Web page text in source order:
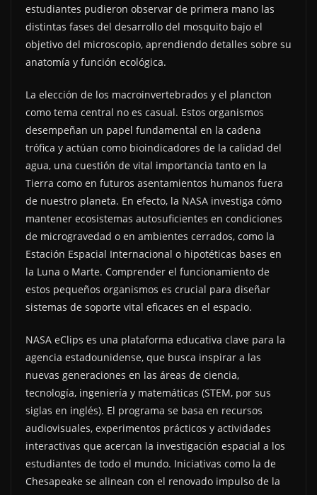
estudiantes pudieron observar de primera mano las
distintas fases del desarrollo del mosquito bajo el
objetivo del microscopio, aprendiendo detalles sobre su
anatomía y función ecológica.
La elección de los macroinvertebrados y el plancton
como tema central no es casual. Estos organismos
desempeñan un papel fundamental en la cadena
trófica y actúan como bioindicadores de la calidad del
agua, una cuestión de vital importancia tanto en la
Tierra como en futuros asentamientos humanos fuera
de nuestro planeta. En efecto, la NASA investiga cómo
mantener ecosistemas autosuficientes en condiciones
de microgravedad o en ambientes cerrados, como la
Estación Espacial Internacional o hipotéticas bases en
la Luna o Marte. Comprender el funcionamiento de
estos pequeños organismos es crucial para diseñar
sistemas de soporte vital eficaces en el espacio.
NASA eClips es una plataforma educativa clave para la
agencia estadounidense, que busca inspirar a las
nuevas generaciones en las áreas de ciencia,
tecnología, ingeniería y matemáticas (STEM, por sus
siglas en inglés). El programa se basa en recursos
audiovisuales, experimentos prácticos y actividades
interactivas que acercan la investigación espacial a los
estudiantes de todo el mundo. Iniciativas como la de
Chesapeake se alinean con el renovado impulso de la